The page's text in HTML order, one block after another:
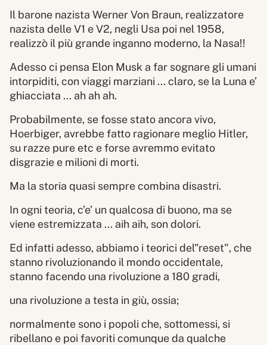
Il barone nazista Werner Von Braun, realizzatore
nazista delle V1 e V2, negli Usa poi nel 1958,
realizzò il più grande inganno moderno, la Nasa!!
Adesso ci pensa Elon Musk a far sognare gli umani
intorpiditi, con viaggi marziani ... claro, se la Luna e’
ghiacciata ... ah ah ah.
Probabilmente, se fosse stato ancora vivo,
Hoerbiger, avrebbe fatto ragionare meglio Hitler,
su razze pure etc e forse avremmo evitato
disgrazie e milioni di morti.
Ma la storia quasi sempre combina disastri.
In ogni teoria, c’e’ un qualcosa di buono, ma se
viene estremizzata ... aih aih, son dolori.
Ed infatti adesso, abbiamo i teorici del"reset", che
stanno rivoluzionando il mondo occidentale,
stanno facendo una rivoluzione a 180 gradi,
una rivoluzione a testa in giù, ossia;
normalmente sono i popoli che, sottomessi, si
ribellano e poi favoriti comunque da qualche